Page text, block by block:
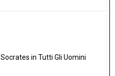
Socrates in Tutti Gli Uomini